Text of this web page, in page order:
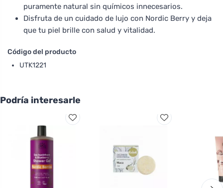
puramente natural sin químicos innecesarios.
Disfruta de un cuidado de lujo con Nordic Berry y deja
que tu piel brille con salud y vitalidad.
Código del producto
UTK1221
Podría interesarle